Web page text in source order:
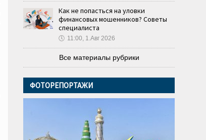
Как не попасться на уловки
финансовых мошенников? Советы
специалиста
🕔 11:00, 1.Авг 2026
Все материалы рубрики
ФОТОРЕПОРТАЖИ